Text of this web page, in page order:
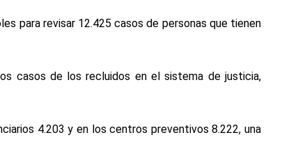
para revisar 12.425 casos de personas que tienen
casos de los recluidos en el sistema de justicia,
4.203 y en los centros preventivos 8.222, una